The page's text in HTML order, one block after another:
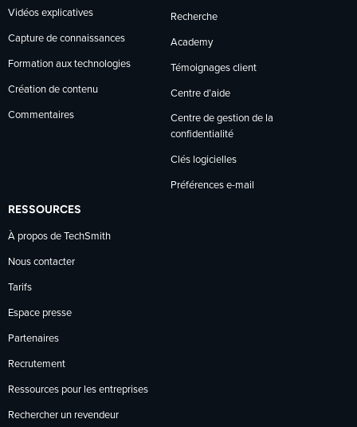
Vidéos explicatives
Capture de connaissances
Formation aux technologies
Création de contenu
Commentaires
Recherche
Academy
Témoignages client
Centre d’aide
Centre de gestion de la
confidentialité
Clés logicielles
Préférences e-mail
RESSOURCES
À propos de TechSmith
Nous contacter
Tarifs
Espace presse
Partenaires
Recrutement
Ressources pour les entreprises
Rechercher un revendeur